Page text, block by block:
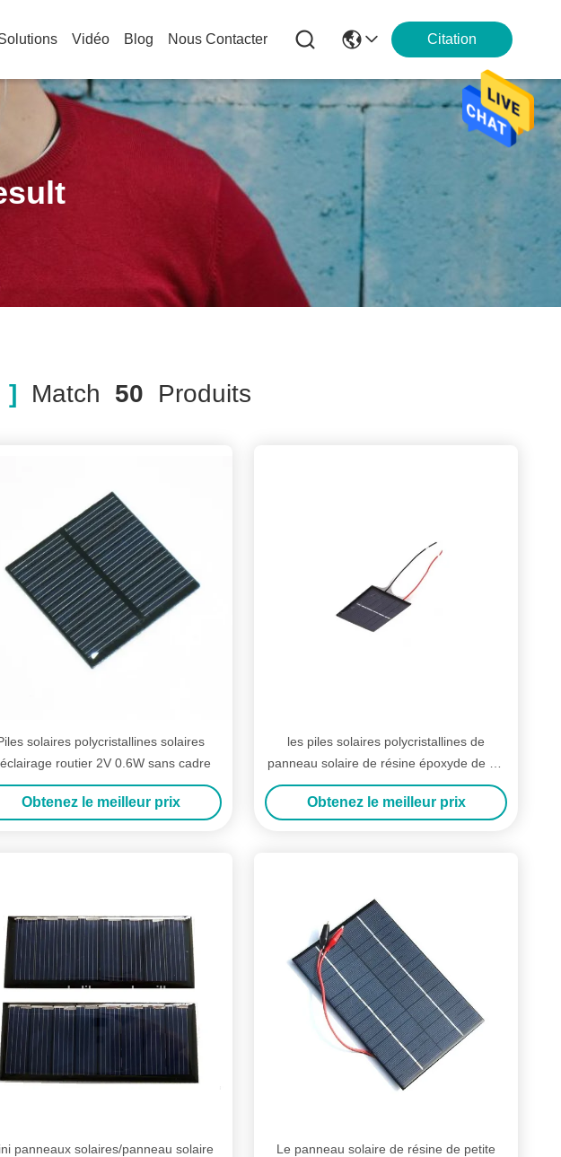
Vidéo Blog Nous Contacter Citation
] Match 50 Produits
solaires polycristallines solaires
routier 2V 0.6W sans cadre
Obtenez le meilleur prix
les piles solaires polycristallines de
panneau solaire de résine époxyde de 1V
80mA chargent les jouets solaires
Obtenez le meilleur prix
panneaux solaires/panneau solaire
Le panneau solaire de résine de petite